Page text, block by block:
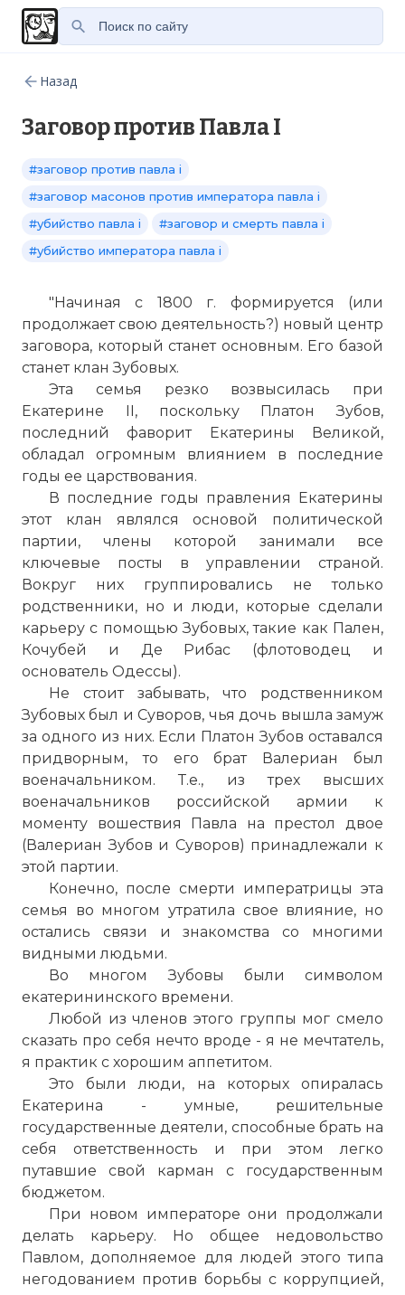
Назад
Заговор против Павла I
#заговор против павла i
#заговор масонов против императора павла i
#убийство павла i
#заговор и смерть павла i
#убийство императора павла i
"Начиная с 1800 г. формируется (или
продолжает свою деятельность?) новый центр
заговора, который станет основным. Его базой
станет клан Зубовых.
Эта семья резко возвысилась при
Екатерине II, поскольку Платон Зубов,
последний фаворит Екатерины Великой,
обладал огромным влиянием в последние
годы ее царствования.
В последние годы правления Екатерины
этот клан являлся основой политической
партии, члены которой занимали все
ключевые посты в управлении страной.
Вокруг них группировались не только
родственники, но и люди, которые сделали
карьеру с помощью Зубовых, такие как Пален,
Кочубей и Де Рибас (флотоводец и
основатель Одессы).
Не стоит забывать, что родственником
Зубовых был и Суворов, чья дочь вышла замуж
за одного из них. Если Платон Зубов оставался
придворным, то его брат Валериан был
военачальником. Т.е., из трех высших
военачальников российской армии к
моменту вошествия Павла на престол двое
(Валериан Зубов и Суворов) принадлежали к
этой партии.
Конечно, после смерти императрицы эта
семья во многом утратила свое влияние, но
остались связи и знакомства со многими
видными людьми.
Во многом Зубовы были символом
екатерининского времени.
Любой из членов этого группы мог смело
сказать про себя нечто вроде - я не мечтатель,
я практик с хорошим аппетитом.
Это были люди, на которых опиралась
Екатерина - умные, решительные
государственные деятели, способные брать на
себя ответственность и при этом легко
путавшие свой карман с государственным
бюджетом.
При новом императоре они продолжали
делать карьеру. Но общее недовольство
Павлом, дополняемое для людей этого типа
негодованием против борьбы с коррупцией,